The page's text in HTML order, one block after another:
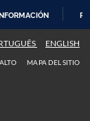
ENGLISH
MAPA DEL SITIO